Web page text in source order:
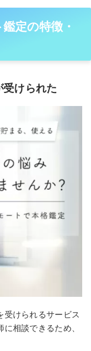
定の特徴・
けられた
受けられるサービス
相談できるため、